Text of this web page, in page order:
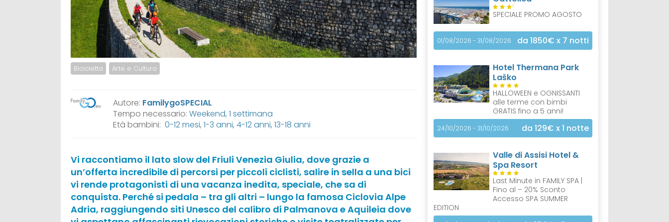
Bicicletta Arte e Cultura
Autore: FamilygoSPECIAL
Tempo necessario: Weekend, 1 settimana
Età bambini: 0-12 mesi, 1-3 anni, 4-12 anni, 13-18 anni
Vi raccontiamo il lato slow del Friuli Venezia Giulia, dove grazie a
un’offerta incredibile di percorsi per piccoli ciclisti, salire in sella a una bici
vi rende protagonisti di una vacanza inedita, speciale, che sa di
conquista. Perché si pedala – tra gli altri – lungo la famosa Ciclovia Alpe
Adria, raggiungendo siti Unesco del calibro di Palmanova e Aquileia dove
S
SPECIALE PROMO AGOSTO
01/08/2026 - 31/08/2026 da 1850€ x 7 notti
Hotel Thermana Park
Laško
HALLOWEEN e OGNISSANTI
alle terme con bimbi
GRATIS fino a 5 anni!
24/10/2026 - 31/10/2026 da 129€ x 1 notte
Valle di Assisi Hotel &
Spa Resort
Last Minute in FAMILY SPA |
Fino al – 20% Sconto
Accesso SPA SUMMER
EDITION